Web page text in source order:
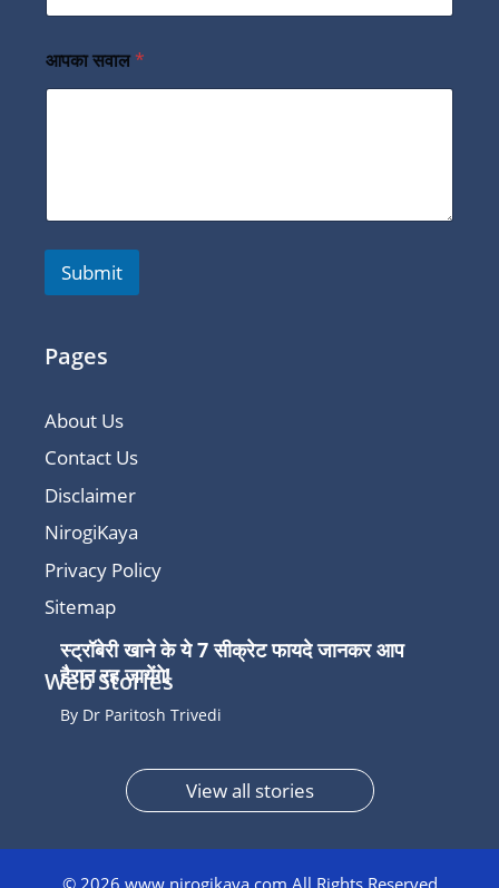
आपका सवाल*
Submit
Pages
About Us
Contact Us
Disclaimer
NirogiKaya
Privacy Policy
Sitemap
Web Stories
स्ट्रॉबेरी खाने के ये 7 सीक्रेट फायदे जानकर आप
हैरान रह जायेंगे!
By Dr Paritosh Trivedi
View all stories